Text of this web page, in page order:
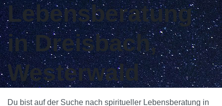
Lebensberatung
in Dreisbach,
Westerwald
Du bist auf der Suche nach spiritueller Lebensberatung in